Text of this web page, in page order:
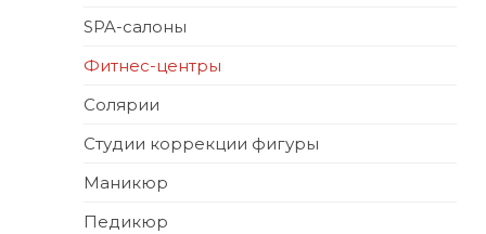
SPA-салоны
Фитнес-центры
Солярии
Студии коррекции фигуры
Маникюр
Педикюр